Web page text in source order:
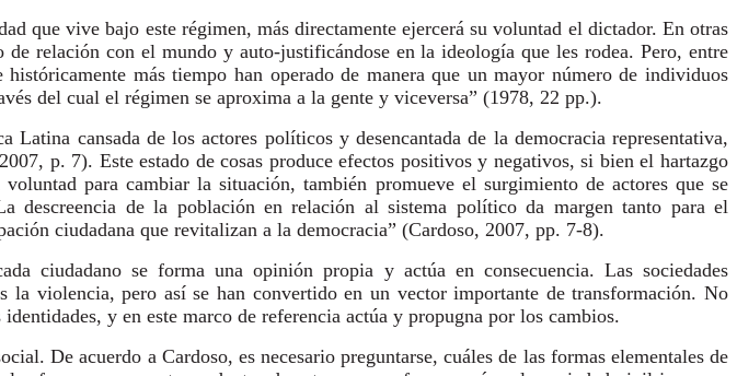
que vive bajo este régimen, más directamente ejercerá su voluntad el dictador. En otras
relación con el mundo y auto-justificándose en la ideología que les rodea. Pero, entre
más tiempo han operado de manera que un mayor número de individuos
del cual el régimen se aproxima a la gente y viceversa” (1978, 22 pp.).
cansada de los actores políticos y desencantada de la democracia representativa,
p. 7). Este estado de cosas produce efectos positivos y negativos, si bien el hartazgo
para cambiar la situación, también promueve el surgimiento de actores que se
descreencia de la población en relación al sistema político da margen tanto para el
ciudadana que revitalizan a la democracia” (Cardoso, 2007, pp. 7-8).
ciudadano se forma una opinión propia y actúa en consecuencia. Las sociedades
la violencia, pero así se han convertido en un vector importante de transformación. No
y en este marco de referencia actúa y propugna por los cambios.
De acuerdo a Cardoso, es necesario preguntarse, cuáles de las formas elementales de